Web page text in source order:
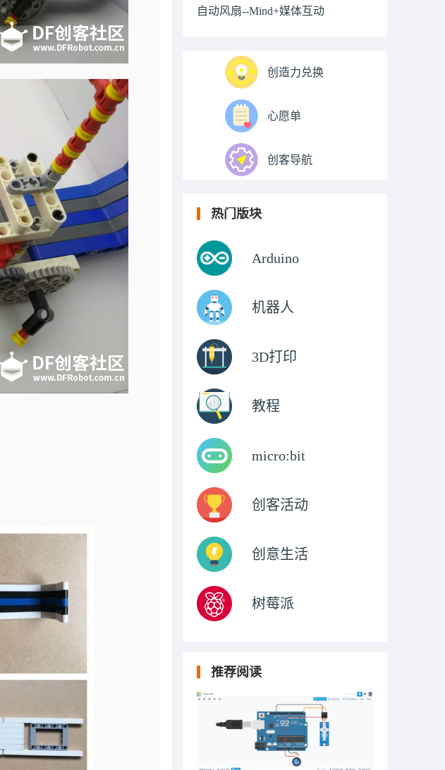
自动风扇--Mind+媒体互动
创造力兑换
心愿单
创客导航
热门版块
Arduino
机器人
3D打印
教程
micro:bit
创客活动
创意生活
树莓派
推荐阅读